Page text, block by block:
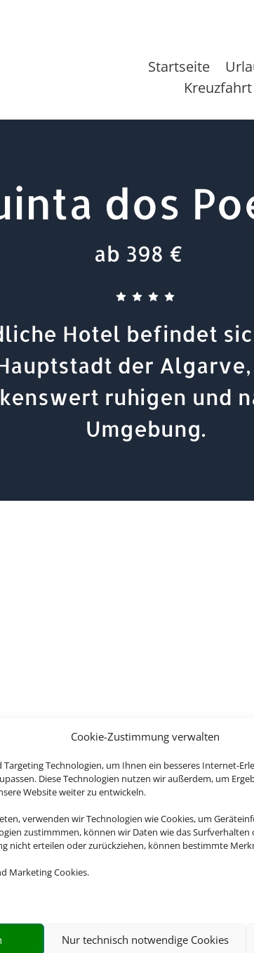
Cookie-Zustimmung verwalten
Technologien, um Ihnen ein besseres Internet-
Diese Technologien nutzen wir außerdem, um
Website weiter zu entwickeln.
verwenden wir Technologien wie Cookies, um
zustimmmen, können wir Daten wie das
nicht erteilen oder zurückziehen, können bestimmte
Marketing Cookies.
Nur technisch notwendige Cookies
Startseite
Kreuzfahrt
dos
ab 398 €
Hotel befindet
der
ruhigen und
Umgebung.